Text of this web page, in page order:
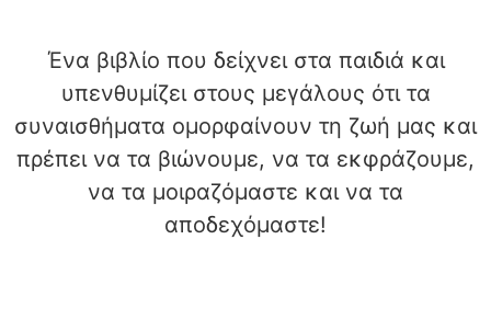
Ένα βιβλίο που δείχνει στα παιδιά και
υπενθυμίζει στους μεγάλους ότι τα
συναισθήματα ομορφαίνουν τη ζωή μας και
πρέπει να τα βιώνουμε, να τα εκφράζουμε,
να τα μοιραζόμαστε και να τα
αποδεχόμαστε!